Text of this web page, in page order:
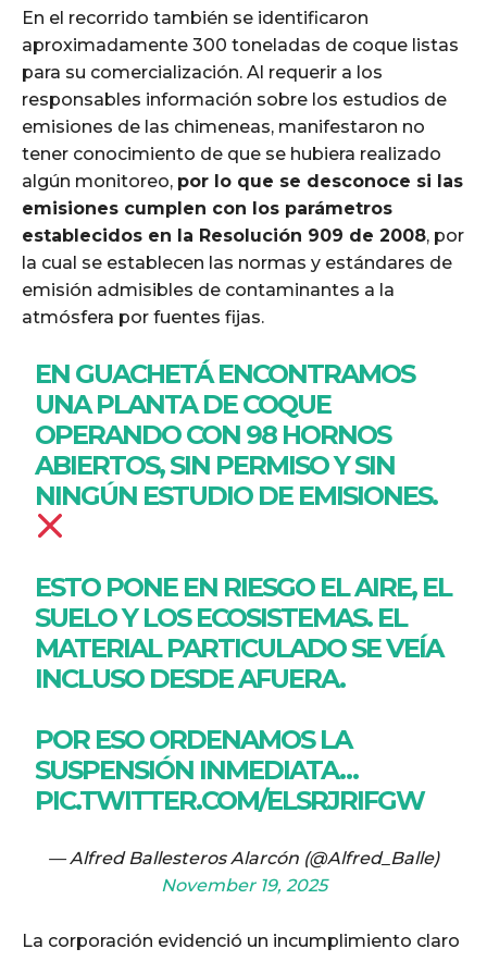
En el recorrido también se identificaron
aproximadamente 300 toneladas de coque listas
para su comercialización. Al requerir a los
responsables información sobre los estudios de
emisiones de las chimeneas, manifestaron no
tener conocimiento de que se hubiera realizado
algún monitoreo, por lo que se desconoce si las
emisiones cumplen con los parámetros
establecidos en la Resolución 909 de 2008, por
la cual se establecen las normas y estándares de
emisión admisibles de contaminantes a la
atmósfera por fuentes fijas.
EN GUACHETÁ ENCONTRAMOS
UNA PLANTA DE COQUE
OPERANDO CON 98 HORNOS
ABIERTOS, SIN PERMISO Y SIN
NINGÚN ESTUDIO DE EMISIONES.
ESTO PONE EN RIESGO EL AIRE, EL
SUELO Y LOS ECOSISTEMAS. EL
MATERIAL PARTICULADO SE VEÍA
INCLUSO DESDE AFUERA.
POR ESO ORDENAMOS LA
SUSPENSIÓN INMEDIATA…
PIC.TWITTER.COM/ELSRJRIFGW
— Alfred Ballesteros Alarcón (@Alfred_Balle)
November 19, 2025
La corporación evidenció un incumplimiento claro